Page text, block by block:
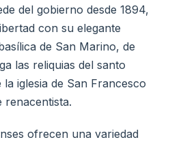
del gobierno desde 1894,
con su elegante
de San Marino, de
las reliquias del santo
iglesia de San Francesco
renacentista.
ofrecen una variedad